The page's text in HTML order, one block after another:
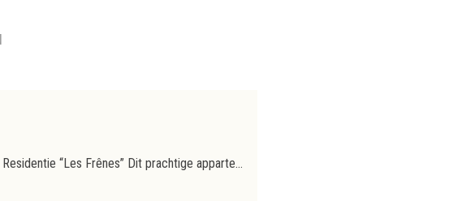
Ukkel – Domaine de la Futaie / Residentie “Les Frênes” Dit prachtige appartement van 174 m² ligt aan de Avenue De Fré, in het prestigieuze Domaine de la Futaie, een beveiligde en groene woonwijk met een privépark van bijna twee hectare. Het bevindt zich op de vierde verdieping van de residentie “Les Frênes”, een luxueus gebouw met conciërge en gecontroleerde toegang. Op een steenworp afstand van het Bois de la Cambre, internationale scholen, winkels, het Sainte-Élisabeth-ziekenhuis en het openbaar vervoer, geniet het van een rustige en bevoorrechte omgeving. Het appartement bestaat uit een ruime, lichte woonkamer van +33 m² die uitkomt op een terras op het zuiden van +-20 m² met vrij uitzicht op het park, drie grote slaapkamers, waaronder een master bedroom van +-19 m² met badkamer, een tweede slaapkamer van +-16 m² en een derde slaapkamer van +-16 m². Een bureau of logeerkamer met ingebouwde bibliotheek, twee extra doucheruimtes en een gastentoilet maken het geheel compleet. Het appartement beschikt over veel ingebouwde opbergruimte, parketvloeren in alle slaapkamers, airconditioning, reeds geïnstalleerde zonwering en gordijnen, en een volledig uitgeruste keuken. Twee ruime kelders zijn bij de verkoop inbegrepen en een garagebox kan tegen een meerprijs van € 150 per maand worden gehuurd. Er zijn ook buitenparkeerplaatsen beschikbaar voor de bewoners. Een zeldzaam pand dat elegantie, modern comfort en een uitzonderlijke leefomgeving combineert in een klooster.